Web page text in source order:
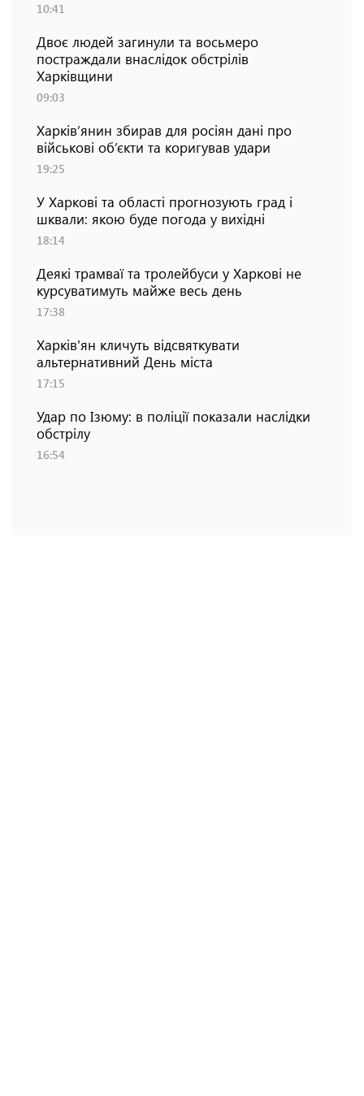
10:41
Двоє людей загинули та восьмеро
постраждали внаслідок обстрілів
Харківщини
09:03
Харків’янин збирав для росіян дані про
військові об’єкти та коригував удари
19:25
У Харкові та області прогнозують град і
шквали: якою буде погода у вихідні
18:14
Деякі трамваї та тролейбуси у Харкові не
курсуватимуть майже весь день
17:38
Харків'ян кличуть відсвяткувати
альтернативний День міста
17:15
Удар по Ізюму: в поліції показали наслідки
обстрілу
16:54